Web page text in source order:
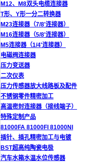
M12、M8双头电缆连接器
T形、Y形一分二转换器
M23连接器（7/8'连接器）
M16连接器（5/8'连接器）
M5连接器（1/4'连接器）
电磁阀连接器
压力变送器
二次仪表
压力传感器放大线路板及配件
不锈钢零件精密加工
高温密封连接器（接线端子）
特殊定制产品
81000FA 81000FI 81000NI
插针、插孔精密加工与电镀
BST超高纯陶瓷电极
汽车水箱水温水位传感器